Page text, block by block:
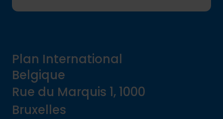
Plan International
Belgique
Rue du Marquis 1, 1000
Bruxelles